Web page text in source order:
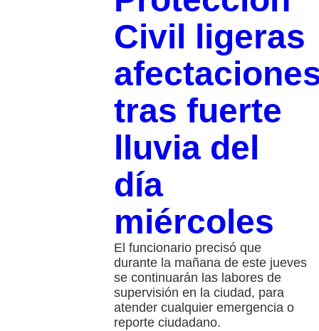
Civil ligeras
tras fuerte
lluvia del
día
miércoles
El funcionario precisó que
durante la mañana de este jueves
se continuarán las labores de
supervisión en la ciudad, para
atender cualquier emergencia o
reporte ciudadano.